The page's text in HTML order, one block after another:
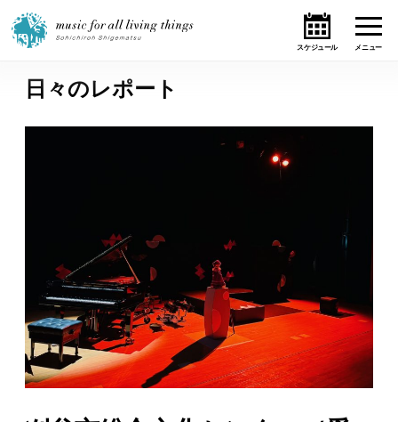
ホーム
ライブ・スケジュール
作品
オンライン・ショップ
ギャラリー
日々のレポート